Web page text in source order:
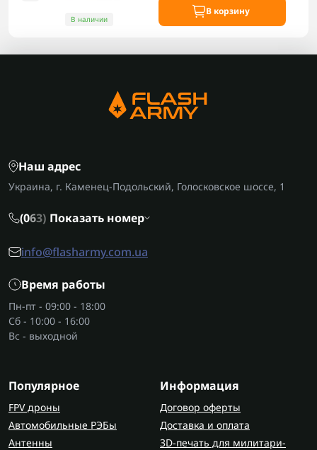
В наличии
В корзину
Наш адрес
Украина, г. Каменец-Подольский, Голосковское шоссе, 1
(063) Показать номер
info@flasharmy.com.ua
Время работы
Пн-пт - 09:00 - 18:00
Сб - 10:00 - 16:00
Вс - выходной
Популярное
FPV дроны
Автомобильные РЭБы
Антенны
Информация
Договор оферты
Доставка и оплата
3D-печать для милитари-